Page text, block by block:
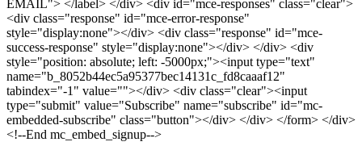
EMAIL"> </label> </div> <div id="mce-responses" class="clear">
<div class="response" id="mce-error-response"
style="display:none"></div> <div class="response" id="mce-
success-response" style="display:none"></div> </div> <div
style="position: absolute; left: -5000px;"><input type="text"
name="b_8052b44ec5a95377bec14131c_fd8caaaf12"
tabindex="-1" value=""></div> <div class="clear"><input
type="submit" value="Subscribe" name="subscribe" id="mc-
embedded-subscribe" class="button"></div> </div> </form> </div>
<!--End mc_embed_signup-->